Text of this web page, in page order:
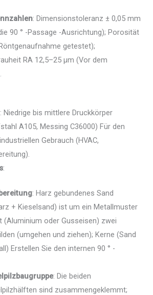
: Dimensionstoleranz ± 0,05 mm
90 ° -Passage -Ausrichtung); Porosität
getestet);
RA 12,5–25 μm (Vor dem
: Niedrige bis mittlere Druckkörper
A105, Messing C36000) Für den
Gebrauch (HVAC,
:
: Harz gebundenes Sand
+ Kieselsand) ist um ein Metallmuster
(Aluminium oder Gusseisen) zwei
(umgehen und ziehen); Kerne (Sand
Erstellen Sie den internen 90 ° -
: Die beiden
sind zusammengeklemmt;